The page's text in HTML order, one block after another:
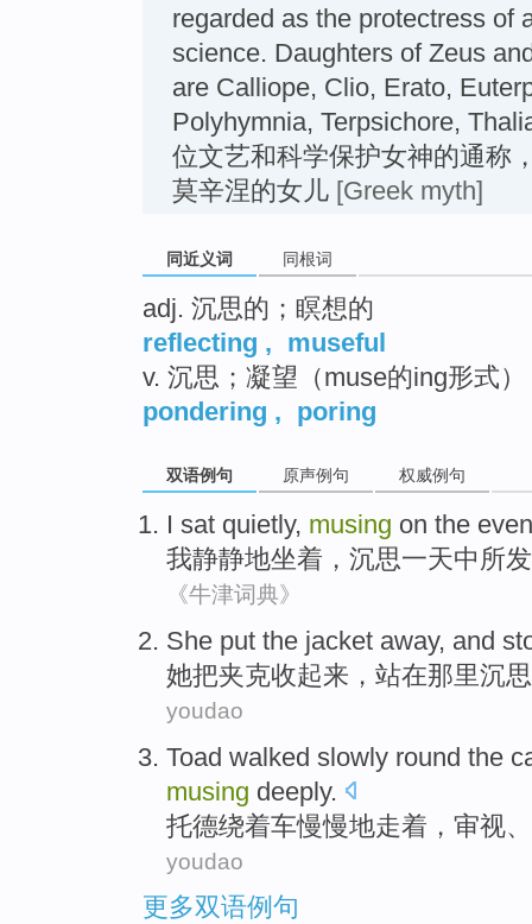
regarded as the protectress of
science. Daughters of Zeus
are Calliope, Clio, Erato,
Polyhymnia, Terpsichore,
位文艺和科学保护女神的通称
莫辛涅的女儿 [Greek myth]
同近义词 同根词
adj. 沉思的；瞑想的
reflecting , museful
v. 沉思；凝望（muse的ing形式）
pondering , poring
双语例句 原声例句 权威例句
I sat quietly, musing on the
我静静地坐着， 沉思一天中所
《牛津词典》
She put the jacket away, and
她把夹克收起来 ， 站在那里沉思
youdao
Toad walked slowly round the
musing deeply.
托德绕着车慢慢地走着， 审视、
youdao
更多双语例句